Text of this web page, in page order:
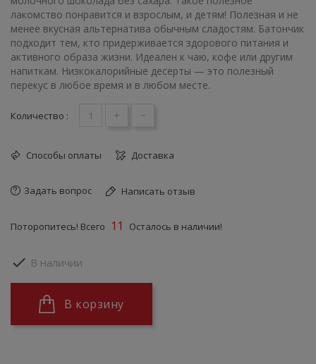
лакомство понравится и взрослым, и детям! Полезная и не
менее вкусная альтернатива обычным сладостям. Батончик
подходит тем, кто придерживается здорового питания и
активного образа жизни. Идеален к чаю, кофе или другим
напиткам. Низкокалорийные десерты — это полезный
перекус в любое время и в любом месте.
Количество : + -
Способы оплаты Доставка
Задать вопрос Написать отзыв
Поторопитесь! Всего 11 Осталось в наличии!
 В наличии
В корзину